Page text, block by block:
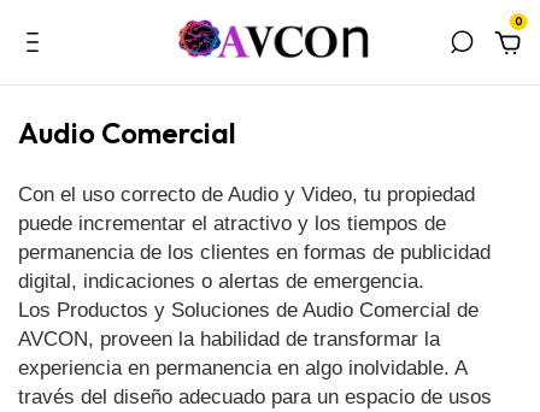
0
Audio Comercial
Con el uso correcto de Audio y Video, tu propiedad
puede incrementar el atractivo y los tiempos de
permanencia de los clientes en formas de publicidad
digital, indicaciones o alertas de emergencia.
Los Productos y Soluciones de Audio Comercial de
AVCON, proveen la habilidad de transformar la
experiencia en permanencia en algo inolvidable. A
través del diseño adecuado para un espacio de usos